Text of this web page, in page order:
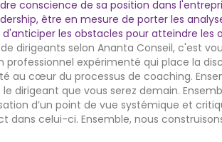
conscience de sa position dans
être en mesure de porter les
les obstacles pour atteindre les
dirigeants selon Ananta Conseil, c'est
professionnel expérimenté qui place la
au cœur du processus de coaching.
dirigeant que vous serez demain.
d’un point de vue systémique et
dans celui-ci. Ensemble, nous